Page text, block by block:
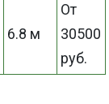
6.8 м
От
30500
руб.